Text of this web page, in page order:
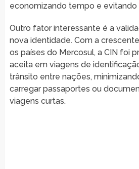
economizando tempo e evitando
Outro fator interessante é a
nova identidade. Com a
os países do Mercosul, a CIN foi
aceita em viagens de
trânsito entre nações,
carregar passaportes ou
viagens curtas.